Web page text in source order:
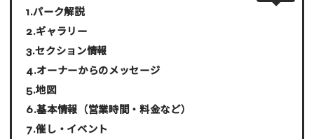
パーク解説
ギャラリー
セクション情報
オーナーからのメッセージ
地図
基本情報（営業時間・料金など）
催し・イベント